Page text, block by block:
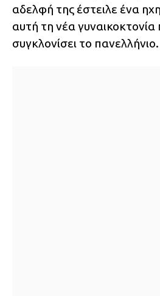
αδελφή της έστειλε ένα
αυτή τη νέα γυναικοκτονία
συγκλονίσει το πανελλήνιο.